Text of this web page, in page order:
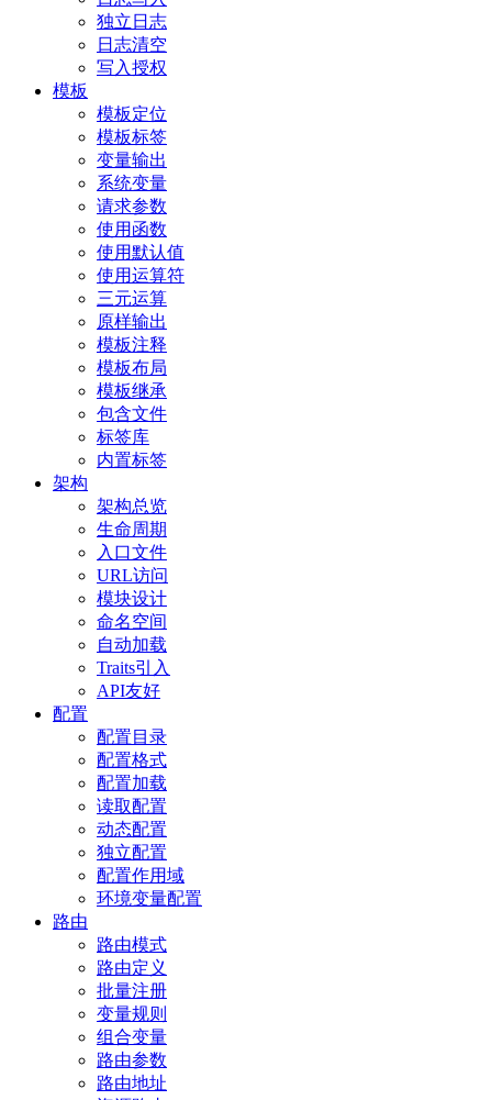
独立日志
日志清空
写入授权
模板
模板定位
模板标签
变量输出
系统变量
请求参数
使用函数
使用默认值
使用运算符
三元运算
原样输出
模板注释
模板布局
模板继承
包含文件
标签库
内置标签
架构
架构总览
生命周期
入口文件
URL访问
模块设计
命名空间
自动加载
Traits引入
API友好
配置
配置目录
配置格式
配置加载
读取配置
动态配置
独立配置
配置作用域
环境变量配置
路由
路由模式
路由定义
批量注册
变量规则
组合变量
路由参数
路由地址